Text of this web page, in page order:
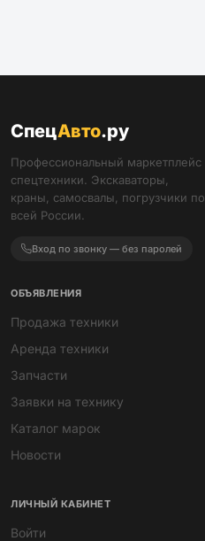
СпецАвто.ру
Профессиональный маркетплейс
спецтехники. Экскаваторы,
краны, самосвалы, погрузчики по
всей России.
Вход по звонку — без паролей
ОБЪЯВЛЕНИЯ
Продажа техники
Аренда техники
Запчасти
Заявки на технику
Каталог марок
Новости
ЛИЧНЫЙ КАБИНЕТ
Войти